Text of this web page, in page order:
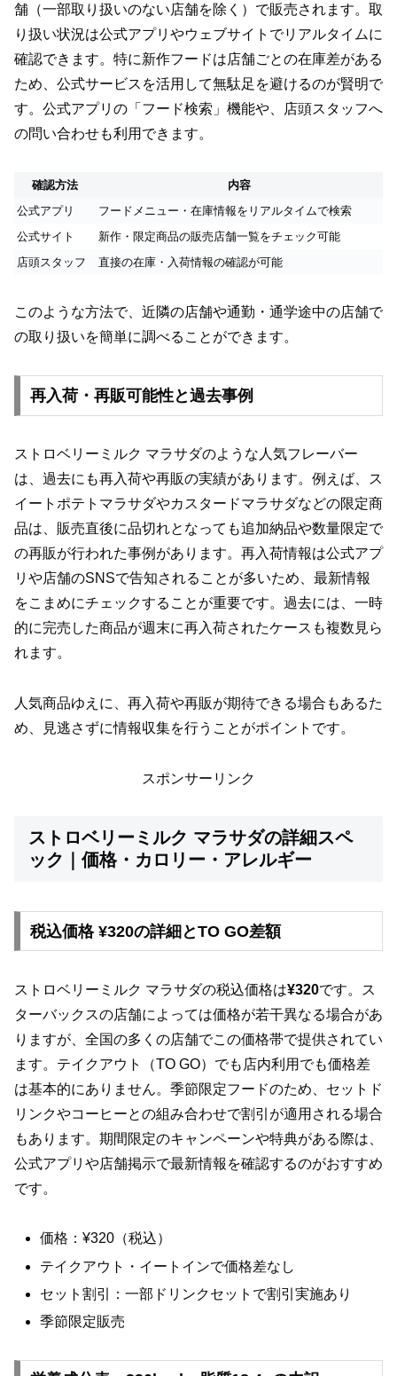
舗（一部取り扱いのない店舗を除く）で販売されます。取
り扱い状況は公式アプリやウェブサイトでリアルタイムに
確認できます。特に新作フードは店舗ごとの在庫差がある
ため、公式サービスを活用して無駄足を避けるのが賢明で
す。公式アプリの「フード検索」機能や、店頭スタッフへ
の問い合わせも利用できます。
確認方法
内容
公式アプリ
フードメニュー・在庫情報をリアルタイムで検索
公式サイト
新作・限定商品の販売店舗一覧をチェック可能
店頭スタッフ
直接の在庫・入荷情報の確認が可能
このような方法で、近隣の店舗や通勤・通学途中の店舗で
の取り扱いを簡単に調べることができます。
再入荷・再販可能性と過去事例
ストロベリーミルク マラサダのような人気フレーバー
は、過去にも再入荷や再販の実績があります。例えば、ス
イートポテトマラサダやカスタードマラサダなどの限定商
品は、販売直後に品切れとなっても追加納品や数量限定で
の再販が行われた事例があります。再入荷情報は公式アプ
リや店舗のSNSで告知されることが多いため、最新情報
をこまめにチェックすることが重要です。過去には、一時
的に完売した商品が週末に再入荷されたケースも複数見ら
れます。
人気商品ゆえに、再入荷や再販が期待できる場合もあるた
め、見逃さずに情報収集を行うことがポイントです。
スポンサーリンク
ストロベリーミルク マラサダの詳細スペ
ック｜価格・カロリー・アレルギー
税込価格 ¥320の詳細とTO GO差額
ストロベリーミルク マラサダの税込価格は¥320です。ス
ターバックスの店舗によっては価格が若干異なる場合があ
りますが、全国の多くの店舗でこの価格帯で提供されてい
ます。テイクアウト（TO GO）でも店内利用でも価格差
は基本的にありません。季節限定フードのため、セットド
リンクやコーヒーとの組み合わせで割引が適用される場合
もあります。期間限定のキャンペーンや特典がある際は、
公式アプリや店舗掲示で最新情報を確認するのがおすすめ
です。
価格：¥320（税込）
テイクアウト・イートインで価格差なし
セット割引：一部ドリンクセットで割引実施あり
季節限定販売